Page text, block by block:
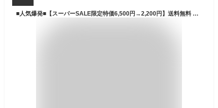
■人気爆発■【スーパーSALE限定特価6,500円→2,200円】送料無料 外反母趾 ウォーキングシューズ おしゃれ スニーカー レディース 疲れにくい 厚底 黒 白 コンフォートシューズ カジュアルシューズ 運動靴 美脚効果 激安 歩きやすい 疲れない くつ 脱げない